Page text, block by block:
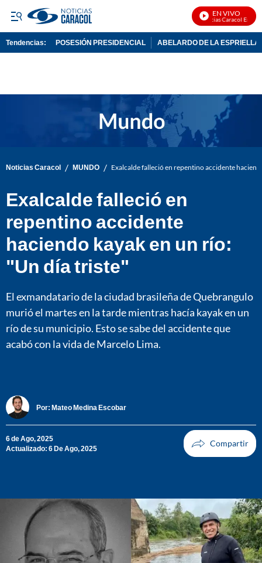
EN VIVO
Noticias Caracol En Vivo
Tendencias: POSESIÓN PRESIDENCIAL ABELARDO DE LA ESPRIELLA
Noticias Caracol / MUNDO / Exalcalde falleció en repentino accidente
Exalcalde falleció en
repentino accidente
haciendo kayak en un río:
"Un día triste"
El exmandatario de la ciudad brasileña de Quebrangulo
murió el martes en la tarde mientras hacía kayak en un
río de su municipio. Esto se sabe del accidente que
acabó con la vida de Marcelo Lima.
Por: Mateo Medina Escobar
6 de Ago, 2025
Actualizado: 6 De Ago, 2025